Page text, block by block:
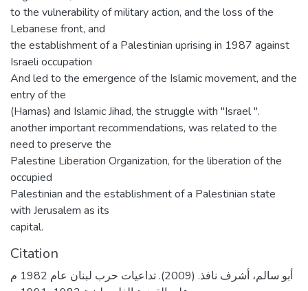
to the vulnerability of military action, and the loss of the
Lebanese front, and
the establishment of a Palestinian uprising in 1987 against
Israeli occupation
And led to the emergence of the Islamic movement, and the
entry of the
(Hamas) and Islamic Jihad, the struggle with "Israel ".
another important recommendations, was related to the
need to preserve the
Palestine Liberation Organization, for the liberation of the
occupied
Palestinian and the establishment of a Palestinian state
with Jerusalem as its
capital.
Citation
أبو سالم، أشرف نافذ. (2009). تداعيات حرب لبنان عام 1982 م